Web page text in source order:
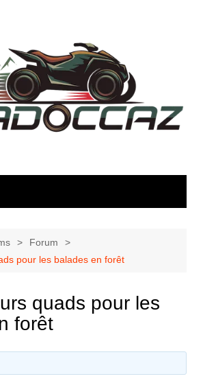
Forum
pour les balades en forêt
quads pour les
forêt